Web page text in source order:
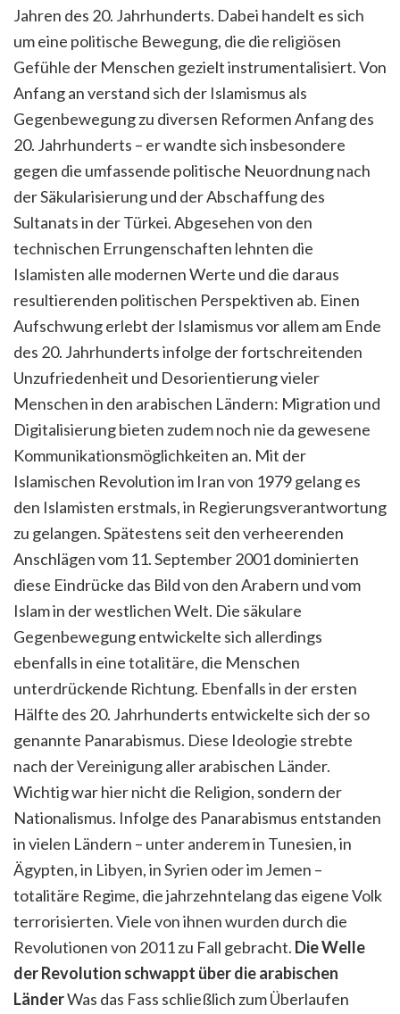
Jahren des 20. Jahrhunderts. Dabei handelt es sich
um eine politische Bewegung, die die religiösen
Gefühle der Menschen gezielt instrumentalisiert. Von
Anfang an verstand sich der Islamismus als
Gegenbewegung zu diversen Reformen Anfang des
20. Jahrhunderts – er wandte sich insbesondere
gegen die umfassende politische Neuordnung nach
der Säkularisierung und der Abschaffung des
Sultanats in der Türkei. Abgesehen von den
technischen Errungenschaften lehnten die
Islamisten alle modernen Werte und die daraus
resultierenden politischen Perspektiven ab. Einen
Aufschwung erlebt der Islamismus vor allem am Ende
des 20. Jahrhunderts infolge der fortschreitenden
Unzufriedenheit und Desorientierung vieler
Menschen in den arabischen Ländern: Migration und
Digitalisierung bieten zudem noch nie da gewesene
Kommunikationsmöglichkeiten an. Mit der
Islamischen Revolution im Iran von 1979 gelang es
den Islamisten erstmals, in Regierungsverantwortung
zu gelangen. Spätestens seit den verheerenden
Anschlägen vom 11. September 2001 dominierten
diese Eindrücke das Bild von den Arabern und vom
Islam in der westlichen Welt. Die säkulare
Gegenbewegung entwickelte sich allerdings
ebenfalls in eine totalitäre, die Menschen
unterdrückende Richtung. Ebenfalls in der ersten
Hälfte des 20. Jahrhunderts entwickelte sich der so
genannte Panarabismus. Diese Ideologie strebte
nach der Vereinigung aller arabischen Länder.
Wichtig war hier nicht die Religion, sondern der
Nationalismus. Infolge des Panarabismus entstanden
in vielen Ländern – unter anderem in Tunesien, in
Ägypten, in Libyen, in Syrien oder im Jemen –
totalitäre Regime, die jahrzehntelang das eigene Volk
terrorisierten. Viele von ihnen wurden durch die
Revolutionen von 2011 zu Fall gebracht. Die Welle
der Revolution schwappt über die arabischen
LänderWas das Fass schließlich zum Überlaufen